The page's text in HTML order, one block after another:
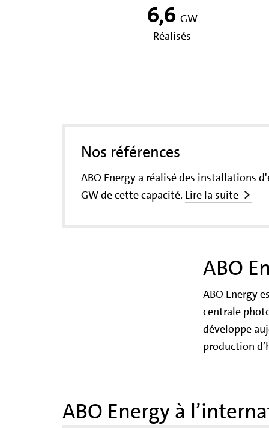
6,6GW
Réalisés
Nos références
ABO Energy a réalisé des installations
GW de cette capacité. Lire la suite
ABO
ABO Energy
centrale
développe
production
ABO Energy à